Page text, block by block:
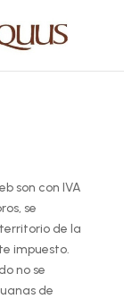
son con IVA
se
de la
impuesto.
no se
de